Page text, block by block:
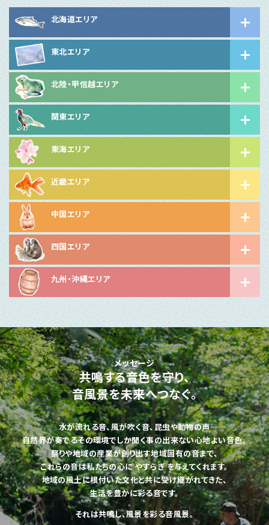
北海道エリア
東北エリア
北陸・甲信越エリア
関東エリア
東海エリア
近畿エリア
中国エリア
四国エリア
九州・沖縄エリア
メッセージ
共鳴する音色を守り、
音風景を未来へつなぐ。
水が流れる音、風が吹く音、昆虫や動物の声――
自然界が奏でるその環境でしか聞く事の出来ない心地よい音色。
祭りや地域の産業が創り出す地域固有の音まで、
これらの音は私たちの心に やすらぎ を与えてくれます。
地域の風土に根付いた文化と共に受け継がれてきた、
生活を豊かに彩る音です。
それは共鳴し、風景を彩る音風景。